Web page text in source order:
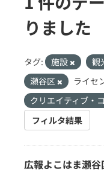
りました
タグ: 施設 観
瀬谷区
ライセ
クリエイティブ・
フィルタ結果
広報よこはま瀬